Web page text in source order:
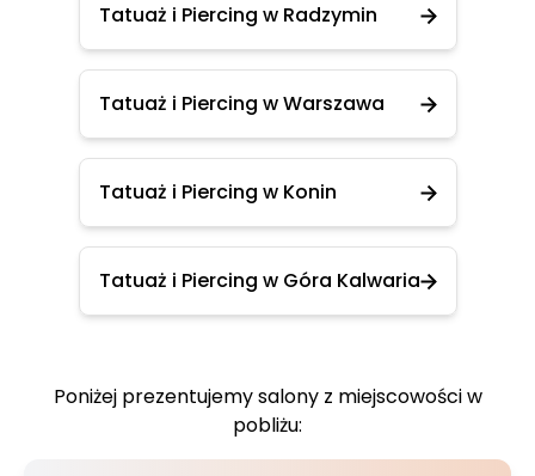
Tatuaż i Piercing w Radzymin
Tatuaż i Piercing w Warszawa
Tatuaż i Piercing w Konin
Tatuaż i Piercing w Góra Kalwaria
Poniżej prezentujemy salony z miejscowości w
pobliżu: